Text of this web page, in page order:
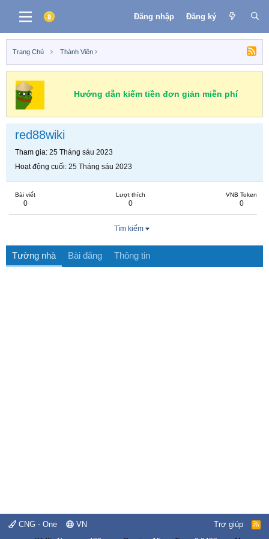
Đăng nhập Đăng ký
Trang Chủ Thành Viên
Hướng dẫn kiếm tiền đơn giản miễn phí
red88wiki
Tham gia 25 Tháng sáu 2023
Hoạt động cuối 25 Tháng sáu 2023
Bài viết
0
Lượt thích
0
VNB Token
0
Tìm kiếm
Tường nhà Bài đăng Thông tin
CNG - One VN Trợ giúp
R